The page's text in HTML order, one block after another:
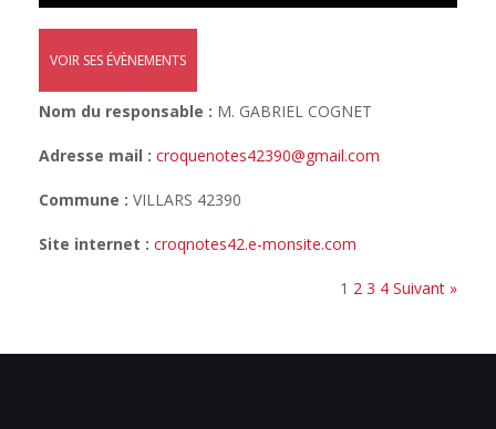
VOIR SES ÉVÈNEMENTS
Nom du responsable : M. GABRIEL COGNET
Adresse mail : croquenotes42390@gmail.com
Commune : VILLARS 42390
Site internet : croqnotes42.e-monsite.com
1 2 3 4 Suivant »